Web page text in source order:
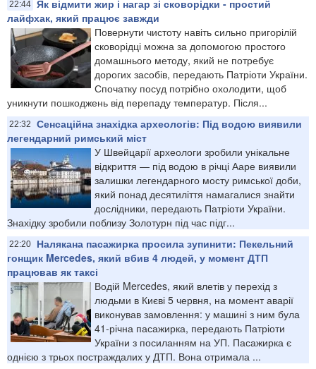
22:44 Як відмити жир і нагар зі сковорідки - простий
лайфхак, який працює завжди
Повернути чистоту навіть сильно пригорілій
сковорідці можна за допомогою простого
домашнього методу, який не потребує
дорогих засобів, передають Патріоти України.
Спочатку посуд потрібно охолодити, щоб
уникнути пошкоджень від перепаду температур. Після...
22:32
Сенсаційна знахідка археологів: Під водою виявили
легендарний римський міст
У Швейцарії археологи зробили унікальне
відкриття — під водою в річці Ааре виявили
залишки легендарного мосту римської доби,
який понад десятиліття намагалися знайти
дослідники, передають Патріоти України.
Знахідку зробили поблизу Золотурн під час підг...
22:20
Налякана пасажирка просила зупинити: Пекельний
гонщик Mercedes, який вбив 4 людей, у момент ДТП
працював як таксі
Водій Mercedes, який влетів у перехід з
людьми в Києві 5 червня, на момент аварії
виконував замовлення: у машині з ним була
41-річна пасажирка, передають Патріоти
України з посиланням на УП. Пасажирка є
однією з трьох постраждалих у ДТП. Вона отримала ...